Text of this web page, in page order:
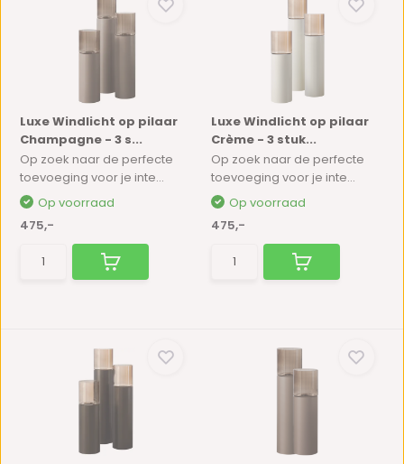
Luxe Windlicht op pilaar
Champagne - 3 s...
Op zoek naar de perfecte
toevoeging voor je inte...
Op voorraad
475,-
Luxe Windlicht op pilaar
Crème - 3 stuk...
Op zoek naar de perfecte
toevoeging voor je inte...
Op voorraad
475,-